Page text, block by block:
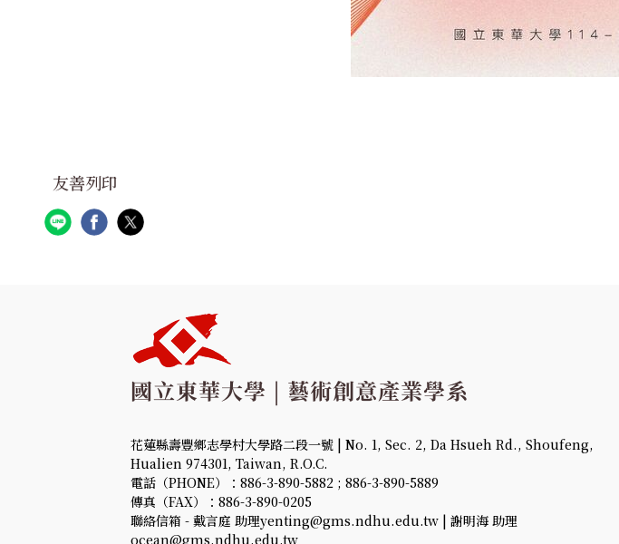
友善列印
花蓮縣壽豐鄉志學村大學路二段一號 | No. 1, Sec. 2, Da Hsueh Rd., Shoufeng,
Hualien 974301, Taiwan, R.O.C.
電話（PHONE）：886-3-890-5882 ; 886-3-890-5889
傳真（FAX）：886-3-890-0205
聯絡信箱 - 戴言庭 助理yenting@gms.ndhu.edu.tw | 謝明海 助理
ocean@gms.ndhu.edu.tw